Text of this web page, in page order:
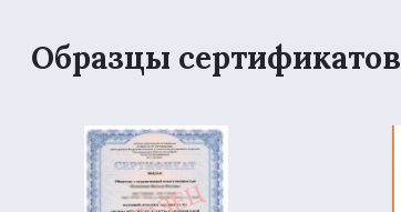
Образцы сертификатов